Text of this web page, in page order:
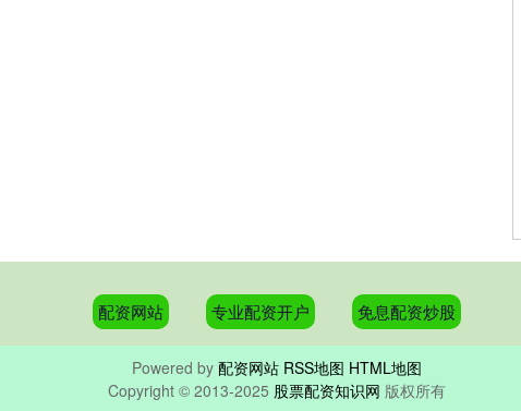
配资网站 专业配资开户 免息配资炒股
Powered by 配资网站 RSS地图 HTML地图
Copyright © 2013-2025 股票配资知识网 版权所有